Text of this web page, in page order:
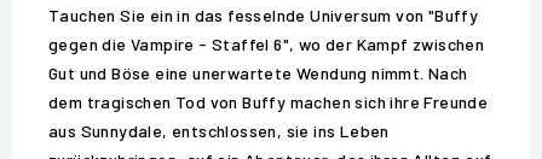
Tauchen Sie ein in das fesselnde Universum von "Buffy
gegen die Vampire - Staffel 6", wo der Kampf zwischen
Gut und Böse eine unerwartete Wendung nimmt. Nach
dem tragischen Tod von Buffy machen sich ihre Freunde
aus Sunnydale, entschlossen, sie ins Leben